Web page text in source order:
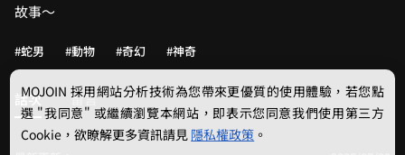
9
7
8
9
故事～
#蛇男 #動物 #奇幻 #神奇
話次 留言
MOJOIN 採用網站分析技術為您帶來更優質的使用體驗，若您點
選 "我同意" 或繼續瀏覽本網站，即表示您同意我們使用第三方
Cookie，欲瞭解更多資訊請見 隱私權政策 。